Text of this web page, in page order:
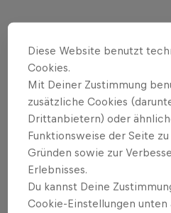
Related Events
Diese Website benutzt
Cookies.
Mit Deiner Zustimmung
zusätzliche Cookies
Drittanbietern) oder
Funktionsweise der Seite
Gründen sowie zur
Erlebnisses.
Du kannst Deine
Cookie-Einstellungen unten